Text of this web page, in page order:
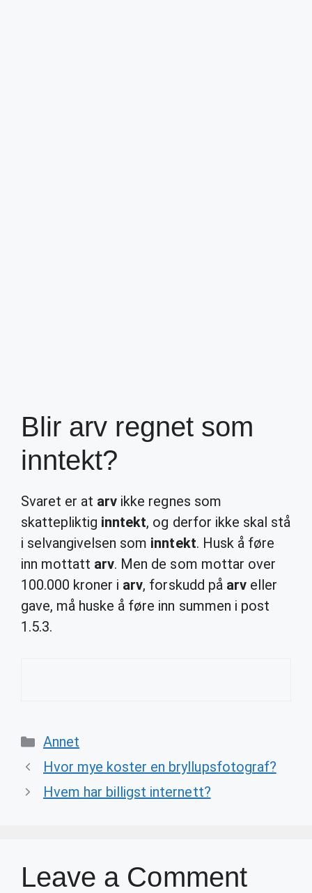
Blir arv regnet som
inntekt?
Svaret er at arv ikke regnes som
skattepliktig inntekt, og derfor ikke skal stå
i selvangivelsen som inntekt. Husk å føre
inn mottatt arv. Men de som mottar over
100.000 kroner i arv, forskudd på arveller
gave, må huske å føre inn summen i post
1.5.3.
Categories
Annet
Hvor mye koster en bryllupsfotograf?
Hvem har billigst internett?
Leave a Comment